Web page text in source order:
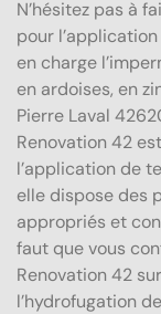
N’hésitez pas à
pour
en charge
en ardoises, en
Pierre Laval
Renovation 42
l’application de
elle dispose des
appropriés et
faut que vous
Renovation 42
l’hydrofugation